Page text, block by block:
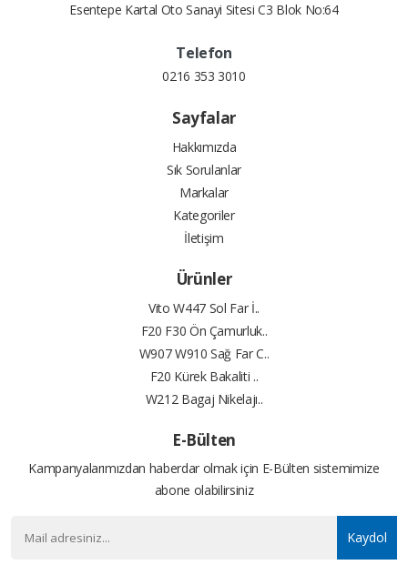
Esentepe Kartal Oto Sanayi Sitesi C3 Blok No:64
Telefon
0216 353 3010
Sayfalar
Hakkımızda
Sık Sorulanlar
Markalar
Kategoriler
İletişim
Ürünler
Vito W447 Sol Far İ..
F20 F30 Ön Çamurluk..
W907 W910 Sağ Far C..
F20 Kürek Bakaliti ..
W212 Bagaj Nikelajı..
E-Bülten
Kampanyalarımızdan haberdar olmak için E-Bülten sistemimize
abone olabilirsiniz
Kaydol